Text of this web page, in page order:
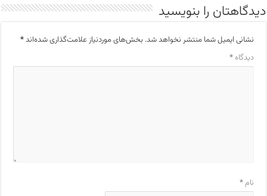
دیدگاهتان را بنویسید
نشانی ایمیل شما منتشر نخواهد شد. بخش‌های موردنیاز علامت‌گذاری شده‌اند*
دیدگاه*
نام*